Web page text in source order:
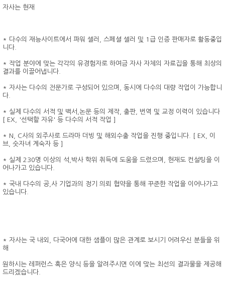
자사는 현재
* 다수의 재능사이트에서 파워 셀러, 스페셜 셀러 및 1급 인증 판매자로 활동중입
니다.
* 작업 분야에 맞는 각각의 유경험자로 하여금 자사 자체의 자료집을 통해 최상의
결과를 이끌어냅니다.
* 자사는 다수의 전문가로 구성되어 있으며, 동시에 다수의 대량 작업이 가능합니
다.
* 실제 다수의 서적 및 백서,논문 등의 제작, 출판, 번역 및 교정 이력이 있습니다
[ EX, '선택할 자유' 등 다수의 서적 작업 ]
* N, C사의 외주사로 드라마 더빙 및 해외수출 작업을 진행 중입니다. [ EX, 이
브, 숫자녀 계숙자 등 ]
* 실제 230명 이상의 석,박사 학위 취득에 도움을 드렸으며, 현재도 컨설팅을 이
어나가고 있습니다.
* 국내 다수의 공,사 기업과의 정기 의뢰 협약을 통해 꾸준한 작업을 이어나가고
있습니다.
* 자사는 국 내외, 다국어에 대한 샘플이 많은 관계로 보시기 어려우신 분들을 위
해
원하시는 레퍼런스 혹은 양식 등을 알려주시면 이에 맞는 최선의 결과물을 제공해
드리겠습니다.